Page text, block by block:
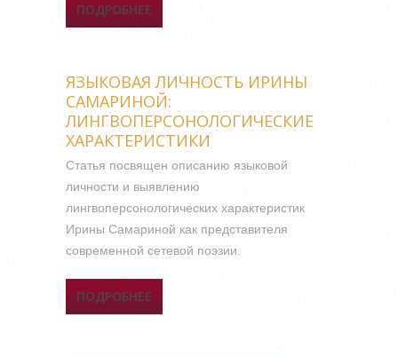
ПОДРОБНЕЕ
МАРКІРАВАНАСЦЬ ЭРГАНІМІІ
БРЭСТЧЫНЫ)
ЯЗЫКОВАЯ ЛИЧНОСТЬ ИРИНЫ
САМАРИНОЙ:
ЛИНГВОПЕРСОНОЛОГИЧЕСКИЕ
ХАРАКТЕРИСТИКИ
Статья посвящен описанию языковой
личности и выявлению
лингвоперсонологических характеристик
Ирины Самариной как представителя
современной сетевой поэзии.
ПОДРОБНЕЕ
ИРИНЫ САМАРИНОЙ: